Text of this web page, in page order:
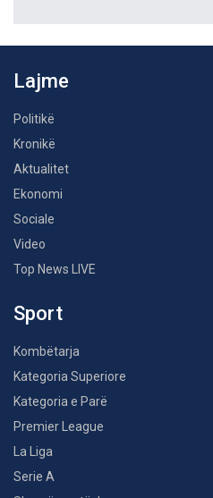
Lajme
Politikë
Kronikë
Aktualitet
Ekonomi
Sociale
Video
Top News LIVE
Sport
Kombëtarja
Kategoria Superiore
Kategoria e Parë
Premier League
La Liga
Serie A